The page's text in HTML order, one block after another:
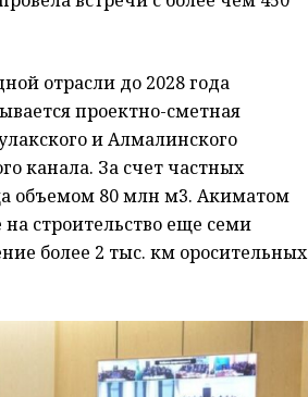
отрасли до 2028 года
проектно-сметная
и Алмалинского
канала. За счет частных
объемом 80 млн м3. Акиматом
строительство еще семи
более 2 тыс. км оросительных